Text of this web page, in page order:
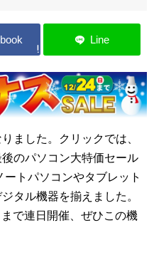
ました。クリックでは、
のパソコン大特価セール
ートパソコンやタブレット
タル機器を揃えました。
で連日開催、ぜひこの機